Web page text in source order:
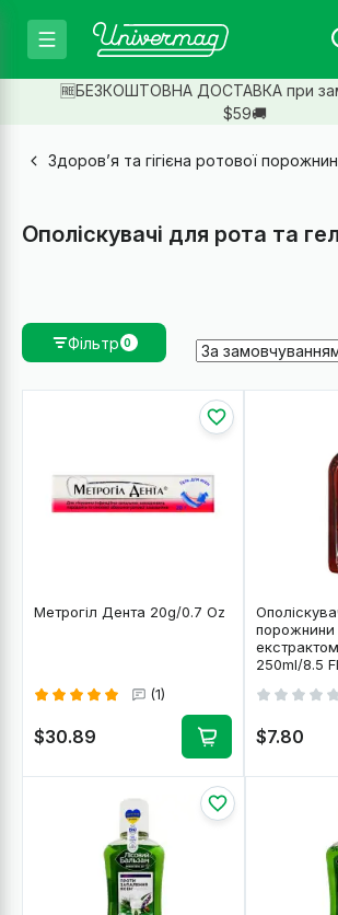
🆓БЕЗКОШТОВНА ДОСТАВКА при
$59🚚
Здоров’я та гігієна ротової
Ополіскувачі для рота та
Фільтр 0
Метрогіл Дента 20g/0.7 Oz
(1)
$30.89
порожнини
250ml/8.5
$7.80